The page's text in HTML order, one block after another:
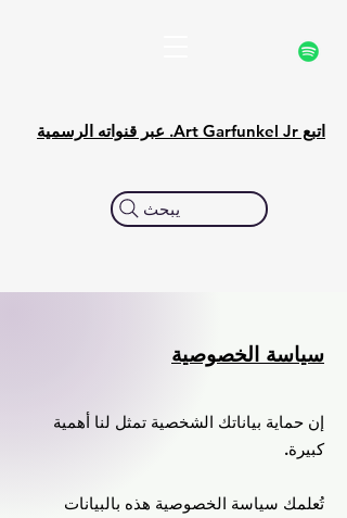
يبحث
اتبع Art Garfunkel Jr. عبر قنواته الرسمية
سياسة الخصوصية
إن حماية بياناتك الشخصية تمثل لنا أهمية
كبيرة.
تُعلمك سياسة الخصوصية هذه بالبيانات